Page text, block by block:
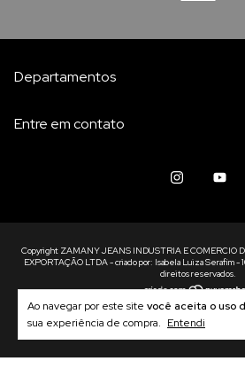
Ao navegar por este site você aceita o uso
sua experiência de compra. Entendi
Departamentos
Entre em contato
Copyright ZAMANY JEANS INDUSTRIA E COMERCIO
EXPORTAÇÃO LTDA - criado por: Isabela Luiza Serafim -
direitos reservados.